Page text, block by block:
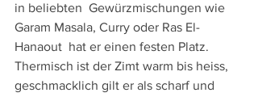
in beliebten  Gewürzmischungen wie
Garam Masala, Curry oder Ras El-
Hanaout  hat er einen festen Platz.
Thermisch ist der Zimt warm bis heiss,
geschmacklich gilt er als scharf und